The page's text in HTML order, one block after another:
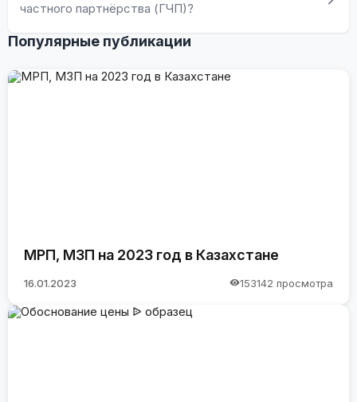
частного партнёрства (ГЧП)?
Популярные публикации
МРП, МЗП на 2023 год в Казахстане
16.01.2023 153142 просмотра